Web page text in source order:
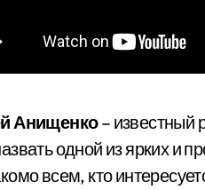
Анищенко– известный
одной из ярких и
всем, кто